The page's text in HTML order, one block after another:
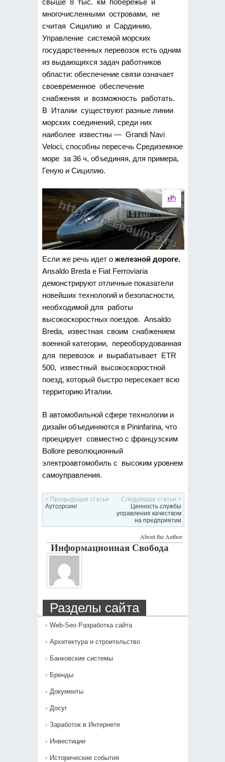
свыше 8 тыс. км побережье и
многочисленными островами, не
считая Сицилию и Сардинию.
Управление системой морских
государственных перевозок есть одним
из выдающихся задач работников
области: обеспечение связи означает
своевременное обеспечение
снабжения и возможность работать.
В Италии существуют разные линии
морских соединений, среди них
наиболее известны — Grandi Navi
Veloci, способны пересечь Средиземное
море за 36 ч, объединяя, для примера,
Геную и Сицилию.
Если же речь идет о железной дороге,
Ansaldo Breda e Fiat Ferroviaria
демонстрируют отличные показатели
новейших технологий и безопасности,
необходимой для работы
высокоскоростных поездов. Ansaldo
Breda, известная своим снабжением
военной категории, переоборудованная
для перевозок и вырабатывает ETR
500, известный высокоскоростной
поезд, который быстро пересекает всю
территорию Италии.
В автомобильной сфере технологии и
дизайн объединяются в Pininfarina, что
проецирует совместно с французским
Bollore революционный
электроавтомобиль с высоким уровнем
самоуправления.
< Предыдущая статья
Аутсорсинг
Следующая статья >
Ценность службы
управления качеством
на предприятии
About the Author
Информационная Свобода
Разделы сайта
Web-Seo Разработка сайта
Архитектура и строительство
Банковские системы
Бренды
Документы
Досуг
Заработок в Интернете
Инвестиции
Исторические события